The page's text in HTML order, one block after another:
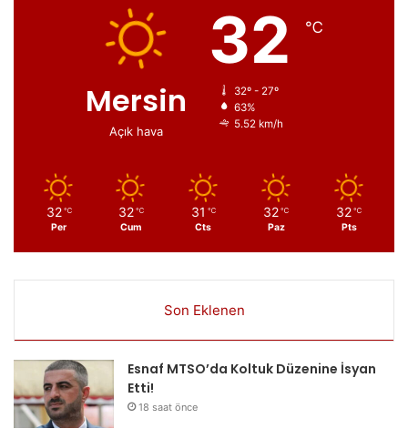
Mersin
Açık hava
32 ℃
32º - 27º
63%
5.52 km/h
32 ℃
Per
32 ℃
Cum
31 ℃
Cts
32 ℃
Paz
32 ℃
Pts
Son Eklenen
Esnaf MTSO’da Koltuk Düzenine İsyan
Etti!
18 saat önce